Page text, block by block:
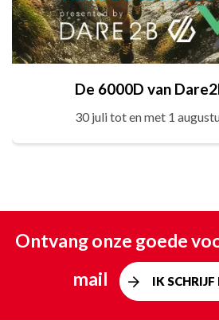
De 6000D van
30 juli tot en met 1
Ontvang onze goede
mail
IK SCHRIJF